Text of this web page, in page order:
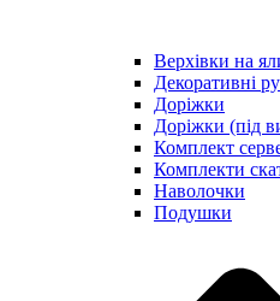
Верхівки на
Декоративні
Доріжки
Доріжки (під
Комплект
Комплекти
Наволочки
Подушки